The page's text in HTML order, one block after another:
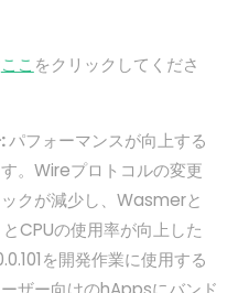
ここ をクリックしてくださ
パフォーマンスが向上する
。Wireプロトコルの変更
クが減少し、Wasmerと
CPUの使用率が向上した
を開発作業に使用する